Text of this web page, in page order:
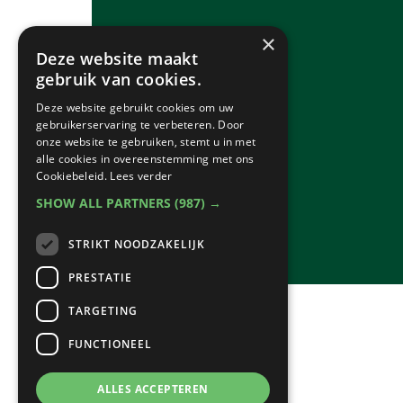
×
Deze website maakt
gebruik van cookies.
Deze website gebruikt cookies om uw
gebruikerservaring te verbeteren. Door
onze website te gebruiken, stemt u in met
alle cookies in overeenstemming met ons
Cookiebeleid. Lees verder
SHOW ALL PARTNERS (987) →
STRIKT NOODZAKELIJK
PRESTATIE
TARGETING
FUNCTIONEEL
ALLES ACCEPTEREN